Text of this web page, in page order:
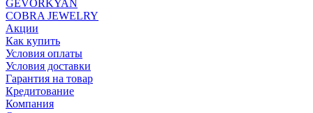
GEVORKYAN
COBRA JEWELRY
Акции
Как купить
Условия оплаты
Условия доставки
Гарантия на товар
Кредитование
Компания